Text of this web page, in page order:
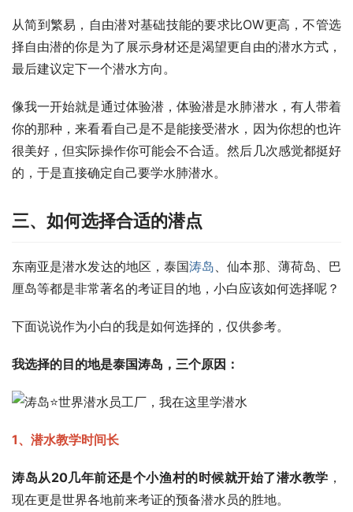
从简到繁易，自由潜对基础技能的要求比OW更高，不管选
择自由潜的你是为了展示身材还是渴望更自由的潜水方式，
最后建议定下一个潜水方向。
像我一开始就是通过体验潜，体验潜是水肺潜水，有人带着
你的那种，来看看自己是不是能接受潜水，因为你想的也许
很美好，但实际操作你可能会不合适。然后几次感觉都挺好
的，于是直接确定自己要学水肺潜水。
三、如何选择合适的潜点
东南亚是潜水发达的地区，泰国涛岛 、仙本那、薄荷岛、巴
厘岛等都是非常著名的考证目的地，小白应该如何选择呢？
下面说说作为小白的我是如何选择的，仅供参考。
我选择的目的地是泰国涛岛，三个原因：
1、潜水教学时间长
涛岛从20几年前还是个小渔村的时候就开始了潜水教学 ，
现在更是世界各地前来考证的预备潜水员的胜地。